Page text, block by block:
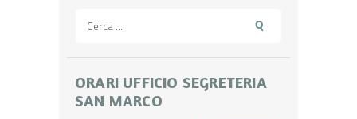
per:
ORARI UFFICIO SEGRETERIA
SAN MARCO